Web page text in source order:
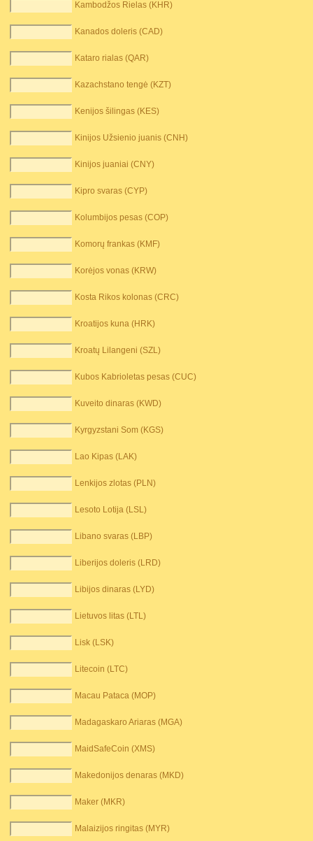
Kambodžos Rielas (KHR)
Kanados doleris (CAD)
Kataro rialas (QAR)
Kazachstano tengė (KZT)
Kenijos šilingas (KES)
Kinijos Užsienio juanis (CNH)
Kinijos juaniai (CNY)
Kipro svaras (CYP)
Kolumbijos pesas (COP)
Komorų frankas (KMF)
Korėjos vonas (KRW)
Kosta Rikos kolonas (CRC)
Kroatijos kuna (HRK)
Kroatų Lilangeni (SZL)
Kubos Kabrioletas pesas (CUC)
Kuveito dinaras (KWD)
Kyrgyzstani Som (KGS)
Lao Kipas (LAK)
Lenkijos zlotas (PLN)
Lesoto Lotija (LSL)
Libano svaras (LBP)
Liberijos doleris (LRD)
Libijos dinaras (LYD)
Lietuvos litas (LTL)
Lisk (LSK)
Litecoin (LTC)
Macau Pataca (MOP)
Madagaskaro Ariaras (MGA)
MaidSafeCoin (XMS)
Makedonijos denaras (MKD)
Maker (MKR)
Malaizijos ringitas (MYR)